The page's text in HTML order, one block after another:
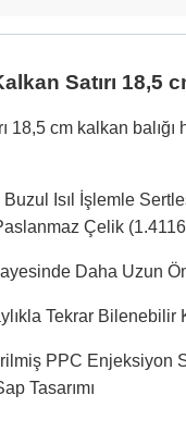
Satırı 18,5
18,5 cm kalkan
Isıl İşlemle
Çelik
Daha Uzun
Tekrar Bilenebilir
PPC Enjeksiyon
Tasarımı